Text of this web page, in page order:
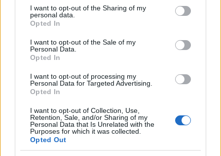
not limited to your visit or usage behaviour. You may click to
grant or deny consent to Google and its third-party tags to
use your data for below specified purposes in below Google
consent section.
I want to opt-out of the Sharing of my
personal data.
Opted In
I want to opt-out of the Sale of my
Personal Data.
Opted In
I want to opt-out of processing my
Personal Data for Targeted Advertising.
Opted In
I want to opt-out of Collection, Use,
Retention, Sale, and/or Sharing of my
Personal Data that Is Unrelated with the
Purposes for which it was collected.
Opted Out
Continua a leggere
NEWS